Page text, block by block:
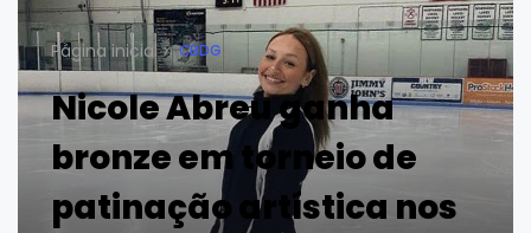
Página inicial CBDG
Nicole Abreu ganha
bronze em torneio de
patinação artística nos